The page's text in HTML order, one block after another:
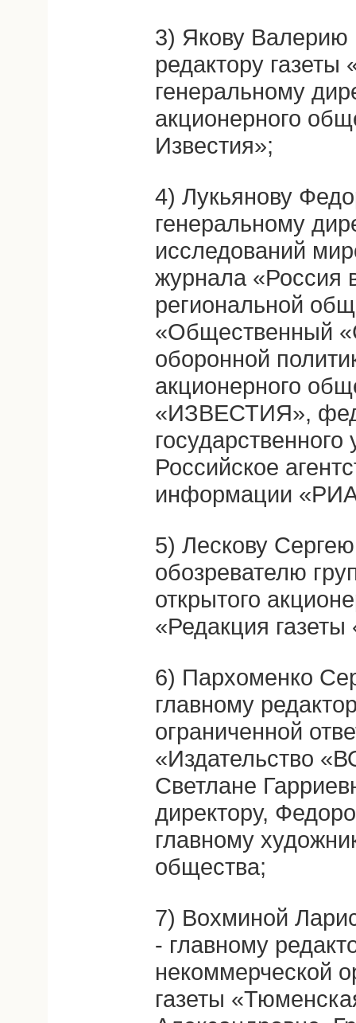
3) Якову Валерию
редактору
генеральному
акционерного
Известия»;
4) Лукьянову
генеральному
исследований
журнала «Россия
региональной
«Общественный
оборонной
акционерного
«ИЗВЕСТИЯ»,
Российское
информации
5) Лескову
обозревателю
открытого
«Редакция
6) Пархоменко
главному
ограниченной
«Издательство
Светлане
директору,
главному
общества;
7) Вохминой
- главному
некоммерческой
газеты